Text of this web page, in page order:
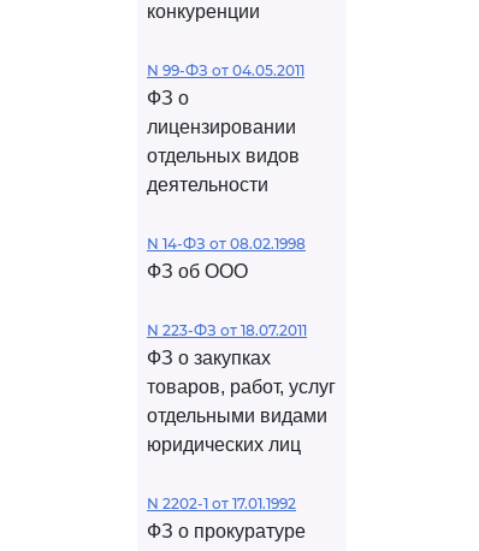
конкуренции
N 99-ФЗ от 04.05.2011
ФЗ о
лицензировании
отдельных видов
деятельности
N 14-ФЗ от 08.02.1998
ФЗ об ООО
N 223-ФЗ от 18.07.2011
ФЗ о закупках
товаров, работ, услуг
отдельными видами
юридических лиц
N 2202-1 от 17.01.1992
ФЗ о прокуратуре